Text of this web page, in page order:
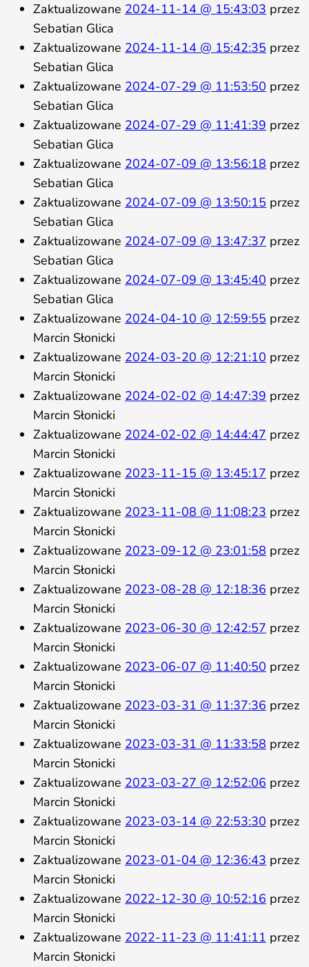
Zaktualizowane 2024-11-14 @ 15:43:03 przez
Sebatian Glica
Zaktualizowane 2024-11-14 @ 15:42:35 przez
Sebatian Glica
Zaktualizowane 2024-07-29 @ 11:53:50 przez
Sebatian Glica
Zaktualizowane 2024-07-29 @ 11:41:39 przez
Sebatian Glica
Zaktualizowane 2024-07-09 @ 13:56:18 przez
Sebatian Glica
Zaktualizowane 2024-07-09 @ 13:50:15 przez
Sebatian Glica
Zaktualizowane 2024-07-09 @ 13:47:37 przez
Sebatian Glica
Zaktualizowane 2024-07-09 @ 13:45:40 przez
Sebatian Glica
Zaktualizowane 2024-04-10 @ 12:59:55 przez
Marcin Słonicki
Zaktualizowane 2024-03-20 @ 12:21:10 przez
Marcin Słonicki
Zaktualizowane 2024-02-02 @ 14:47:39 przez
Marcin Słonicki
Zaktualizowane 2024-02-02 @ 14:44:47 przez
Marcin Słonicki
Zaktualizowane 2023-11-15 @ 13:45:17 przez
Marcin Słonicki
Zaktualizowane 2023-11-08 @ 11:08:23 przez
Marcin Słonicki
Zaktualizowane 2023-09-12 @ 23:01:58 przez
Marcin Słonicki
Zaktualizowane 2023-08-28 @ 12:18:36 przez
Marcin Słonicki
Zaktualizowane 2023-06-30 @ 12:42:57 przez
Marcin Słonicki
Zaktualizowane 2023-06-07 @ 11:40:50 przez
Marcin Słonicki
Zaktualizowane 2023-03-31 @ 11:37:36 przez
Marcin Słonicki
Zaktualizowane 2023-03-31 @ 11:33:58 przez
Marcin Słonicki
Zaktualizowane 2023-03-27 @ 12:52:06 przez
Marcin Słonicki
Zaktualizowane 2023-03-14 @ 22:53:30 przez
Marcin Słonicki
Zaktualizowane 2023-01-04 @ 12:36:43 przez
Marcin Słonicki
Zaktualizowane 2022-12-30 @ 10:52:16 przez
Marcin Słonicki
Zaktualizowane 2022-11-23 @ 11:41:11 przez
Marcin Słonicki